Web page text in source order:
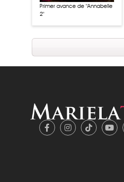
Primer avance de "Annabelle
2"